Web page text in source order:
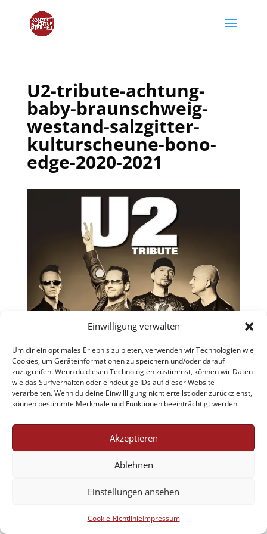
Einwilligung verwalten
Um dir ein optimales Erlebnis zu bieten, verwenden wir Technologien wie
Cookies, um Geräteinformationen zu speichern und/oder darauf
zuzugreifen. Wenn du diesen Technologien zustimmst, können wir Daten
wie das Surfverhalten oder eindeutige IDs auf dieser Website
verarbeiten. Wenn du deine Einwillligung nicht erteilst oder zurückziehst,
können bestimmte Merkmale und Funktionen beeinträchtigt werden.
Akzeptieren
Ablehnen
Einstellungen ansehen
Cookie-RichtlinieImpressum
U2-tribute-achtung-
baby-braunschweig-
westand-salzgitter-
kulturscheune-bono-
edge-2020-2021
Datenschutzerklärung
Impressum
Cookie-Richtlinie (EU)